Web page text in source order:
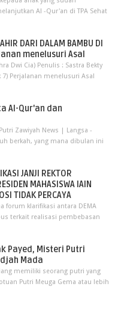
Al -Qur'an di TPA Sehat
DARI DALAM BAMBU DI
menelusuri Asal
Dwi Cia) Penulis : Sastra Bekty
7) Perjalanan menelusuri Asal
Al-Qur'an dan
Zawiyah News | Langsa -
berkah, yang mana dibulan ini
JANJI REKTOR
MAHASISWA IAIN
TIDAK PERCAYA
forum klarifikasi antara DEMA
terkait realisasi pembebasan
Payed, Misteri Putri
Mada
memiliki seorang putri yang
Putri Meuga Gema atau lebih